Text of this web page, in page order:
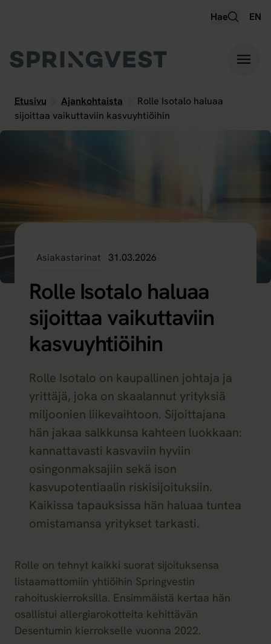
Hae EN
Etusivu Ajankohtaista
Rolle Isotalo haluaa
sijoittaa vaikuttaviin kasvuyhtiöihin
Asiakastarinat 31.03.2026
Rolle Isotalo haluaa
sijoittaa vaikuttaviin
kasvuyhtiöihin
Rolle Isotalo on kaupallinen johtaja ja
yrittäjä, joka on skaalannut yrityksiä
miljoonien liikevaihtoon. Sijoittajana
hän jakaa salkkunsa kahteen luokkaan:
kannattavasti kasvaviin hyviin
osingonmaksajiin sekä ison
kasvupotentiaalin riskisijoituksiin.
Kaikissa tapauksissa hän haluaa tuntea
omistamansa yritykset tarkasti.
Rolle on tehnyt kaikki suorat sijoituksensa
listaamattomiin yhtiöihin Springvestin
rahoituskierroksilla. Ensimmäistä kertaa hän
osallistui allergiarokotteita kehittävän
Desentumin kierrokselle vuonna 2022.